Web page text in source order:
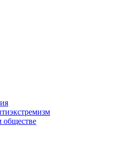
обществе